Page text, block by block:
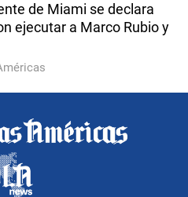
de Miami se declara
ejecutar a Marco Rubio y